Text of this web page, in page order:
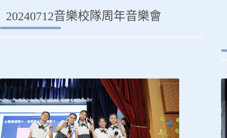
20240712音樂校隊周年音樂會